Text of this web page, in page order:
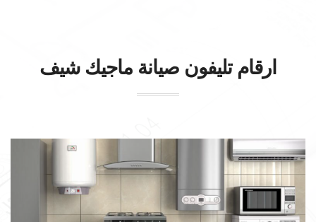
ارقام تليفون صيانة ماجيك شيف